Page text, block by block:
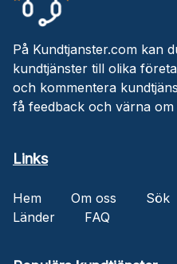
På Kundtjanster.com kan
kundtjänster till olika
och kommentera
få feedback och värna om
Links
Hem Om oss Sök
Länder
FAQ